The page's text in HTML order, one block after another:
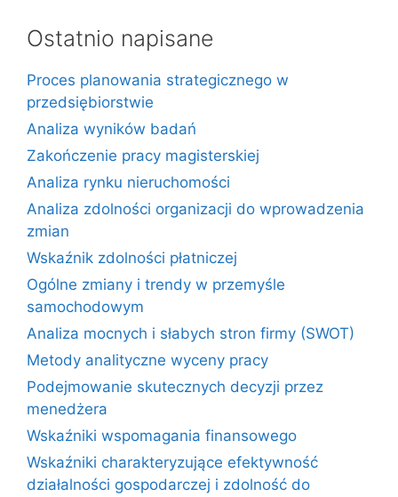
Ostatnio napisane
Proces planowania strategicznego w
przedsiębiorstwie
Analiza wyników badań
Zakończenie pracy magisterskiej
Analiza rynku nieruchomości
Analiza zdolności organizacji do wprowadzenia
zmian
Wskaźnik zdolności płatniczej
Ogólne zmiany i trendy w przemyśle
samochodowym
Analiza mocnych i słabych stron firmy (SWOT)
Metody analityczne wyceny pracy
Podejmowanie skutecznych decyzji przez
menedżera
Wskaźniki wspomagania finansowego
Wskaźniki charakteryzujące efektywność
działalności gospodarczej i zdolność do